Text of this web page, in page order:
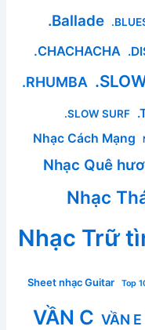
.Ballade
.CHACHACHA
.RHUMBA
.SLOW SURF
Nhạc Cách Mạng
Nhạc Quê
Nhạc
Nhạc Trữ
Sheet nhạc Guitar Top
VẦN C VẦN E